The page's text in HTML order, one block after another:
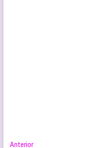
AnteriorEntrada